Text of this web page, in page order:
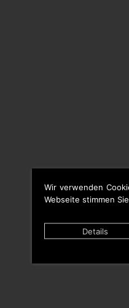
Wir verwenden
Webseite stimmen
Details